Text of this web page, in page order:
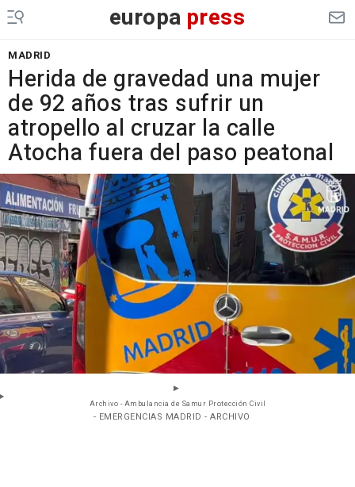
europa press
MADRID
Herida de gravedad una mujer
de 92 años tras sufrir un
atropello al cruzar la calle
Atocha fuera del paso peatonal
Archivo - Ambulancia de Samur Protección Civil
- EMERGENCIAS MADRID - ARCHIVO